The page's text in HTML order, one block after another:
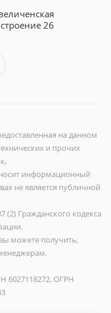
26
на данном
и прочих
носит информационный
не является публичной
Гражданского кодекса
можете получить,
6027118272, ОГРН